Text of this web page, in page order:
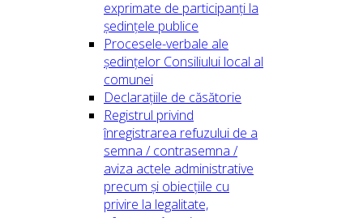
exprimate de participanți la
ședințele publice
Procesele-verbale ale
ședințelor Consiliului local al
comunei
Declarațiile de căsătorie
Registrul privind
înregistrarea refuzului de a
semna / contrasemna /
aviza actele administrative
precum și obiecțiile cu
privire la legalitate,